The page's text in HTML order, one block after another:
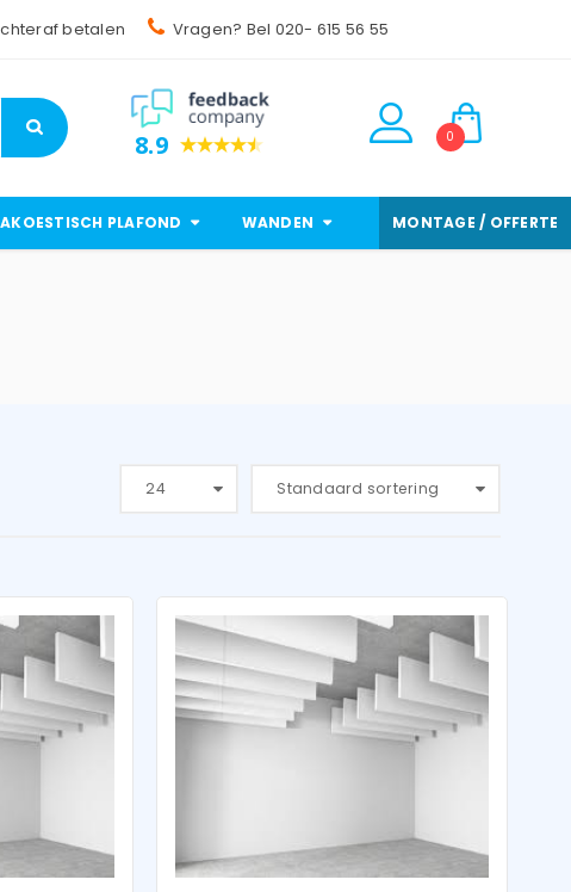
betalen Vragen? Bel 020- 615 56 55
8.9 0
AKOESTISCH PLAFOND WANDEN MONTAGE / OFFERTE
Standaard sortering
24